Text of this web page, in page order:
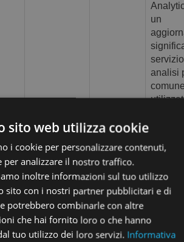
Google LLC
.opstart.it
1 anno 1
mese
un
analisi
numero
modo
come
sito web utilizza cookie
i cookie per personalizzare contenuti,
per analizzare il nostro traffico.
inoltre informazioni sul tuo utilizzo
sito con i nostri partner pubblicitari e di
potrebbero combinarle con altre
che hai fornito loro o che hanno
tuo utilizzo dei loro servizi. Informativa